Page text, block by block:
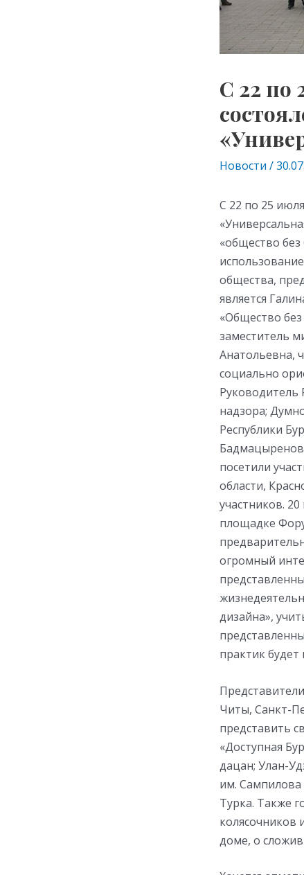
С 22 по
Новости /
С 22 по 25
«общество
общества,
является
«Общество
заместитель
Анатольевна,
социально
Руководитель
надзора;
Республики
посетили
области,
участников.
площадке
огромный
дизайна»,
практик
Читы, Санкт-
представить
«Доступная
дацан; Улан-
им. Сампилова
Турка. Также
колясочников
доме, о